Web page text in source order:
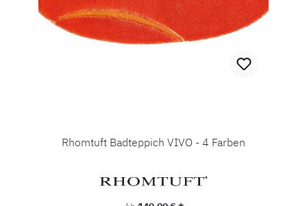
Rhomtuft Badteppich VIVO - 4 Farben